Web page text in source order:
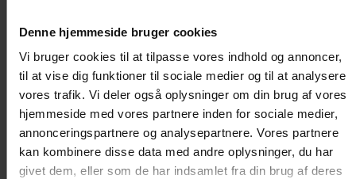
Denne hjemmeside bruger cookies
Vi bruger cookies til at tilpasse vores indhold og annoncer,
til at vise dig funktioner til sociale medier og til at analysere
vores trafik. Vi deler også oplysninger om din brug af vores
hjemmeside med vores partnere inden for sociale medier,
annonceringspartnere og analysepartnere. Vores partnere
kan kombinere disse data med andre oplysninger, du har
givet dem, eller som de har indsamlet fra din brug af deres
SUITE
Nyd den ugenerede fantastiske udsigt over
Limfjorden fra vores suiter i tagetagen. 23 kvm
værelse...
Læs mere